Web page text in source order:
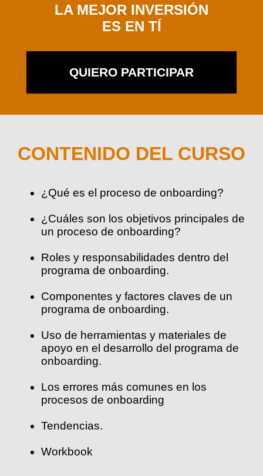
LA MEJOR INVERSIÓN
ES EN TÍ
QUIERO PARTICIPAR
CONTENIDO DEL CURSO
¿Qué es el proceso de onboarding?
¿Cuáles son los objetivos principales de
un proceso de onboarding?
Roles y responsabilidades dentro del
programa de onboarding.
Componentes y factores claves de un
programa de onboarding.
Uso de herramientas y materiales de
apoyo en el desarrollo del programa de
onboarding.
Los errores más comunes en los
procesos de onboarding
Tendencias.
Workbook